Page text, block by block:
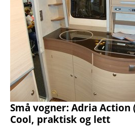
Små vogner: Adria Action
Cool, praktisk og lett